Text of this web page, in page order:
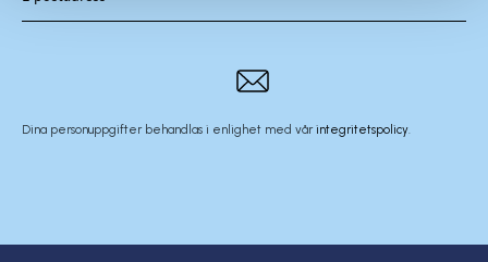
Dina personuppgifter behandlas i enlighet med vårintegritetspolicy